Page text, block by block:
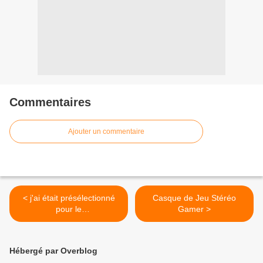
Commentaires
Ajouter un commentaire
< j'ai était présélectionné
pour le
#momentenortassimo
Casque de Jeu Stéréo
Gamer >
Hébergé par Overblog